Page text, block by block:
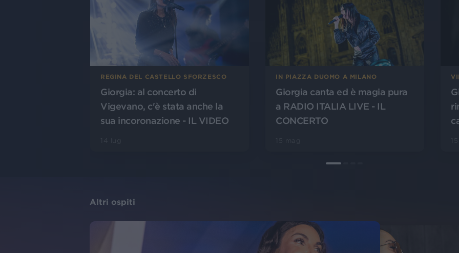
REGINA DEL CASTELLO SFORZESCO
Giorgia: al concerto di
Vigevano, c'è stata anche la
sua incoronazione - IL VIDEO
IN PIAZZA DUOMO A MILANO
Giorgia canta ed è magia pura
a RADIO ITALIA LIVE - IL
CONCERTO
Altri ospiti